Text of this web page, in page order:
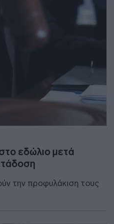
εδώλιο μετά
την προφυλάκιση τους